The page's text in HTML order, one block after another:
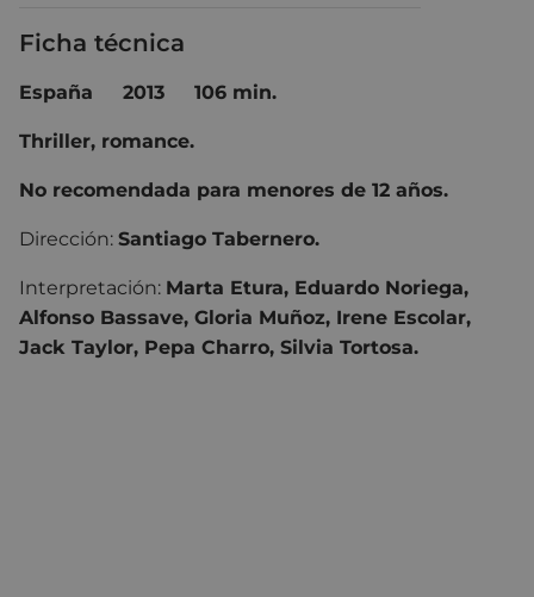
Ficha técnica
España 2013 106 min.
Thriller, romance.
No recomendada para menores de 12 años.
Dirección: Santiago Tabernero.
Interpretación: Marta Etura, Eduardo Noriega,
Alfonso Bassave, Gloria Muñoz, Irene Escolar,
Jack Taylor, Pepa Charro, Silvia Tortosa.